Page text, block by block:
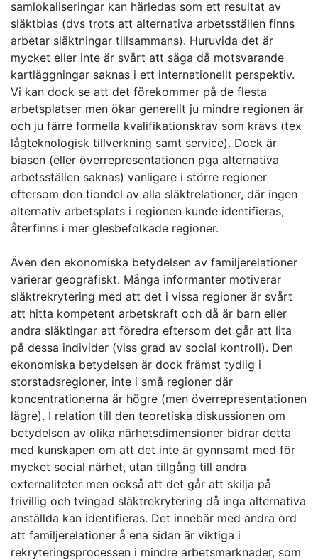
samlokaliseringar kan härledas som ett resultat av
släktbias (dvs trots att alternativa arbetsställen finns
arbetar släktningar tillsammans). Huruvida det är
mycket eller inte är svårt att säga då motsvarande
kartläggningar saknas i ett internationellt perspektiv.
Vi kan dock se att det förekommer på de flesta
arbetsplatser men ökar generellt ju mindre regionen är
och ju färre formella kvalifikationskrav som krävs (tex
lågteknologisk tillverkning samt service). Dock är
biasen (eller överrepresentationen pga alternativa
arbetsställen saknas) vanligare i större regioner
eftersom den tiondel av alla släktrelationer, där ingen
alternativ arbetsplats i regionen kunde identifieras,
återfinns i mer glesbefolkade regioner.
Även den ekonomiska betydelsen av familjerelationer
varierar geografiskt. Många informanter motiverar
släktrekrytering med att det i vissa regioner är svårt
att hitta kompetent arbetskraft och då är barn eller
andra släktingar att föredra eftersom det går att lita
på dessa individer (viss grad av social kontroll). Den
ekonomiska betydelsen är dock främst tydlig i
storstadsregioner, inte i små regioner där
koncentrationerna är högre (men överrepresentationen
lägre). I relation till den teoretiska diskussionen om
betydelsen av olika närhetsdimensioner bidrar detta
med kunskapen om att det inte är gynnsamt med för
mycket social närhet, utan tillgång till andra
externaliteter men också att det går att skilja på
frivillig och tvingad släktrekrytering då inga alternativa
anställda kan identifieras. Det innebär med andra ord
att familjerelationer å ena sidan är viktiga i
rekryteringsprocessen i mindre arbetsmarknader, som